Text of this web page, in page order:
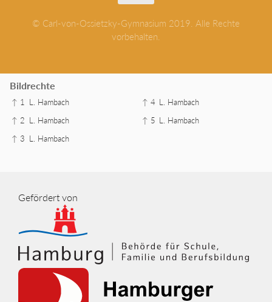
© Carl-von-Ossietzky-Gymnasium 2019. Alle Rechte
vorbehalten.
Bildrechte
↑ 1
L. Hambach
↑ 2 L. Hambach
↑ 3 L. Hambach
↑ 4 L. Hambach
↑ 5 L. Hambach
Gefördert von